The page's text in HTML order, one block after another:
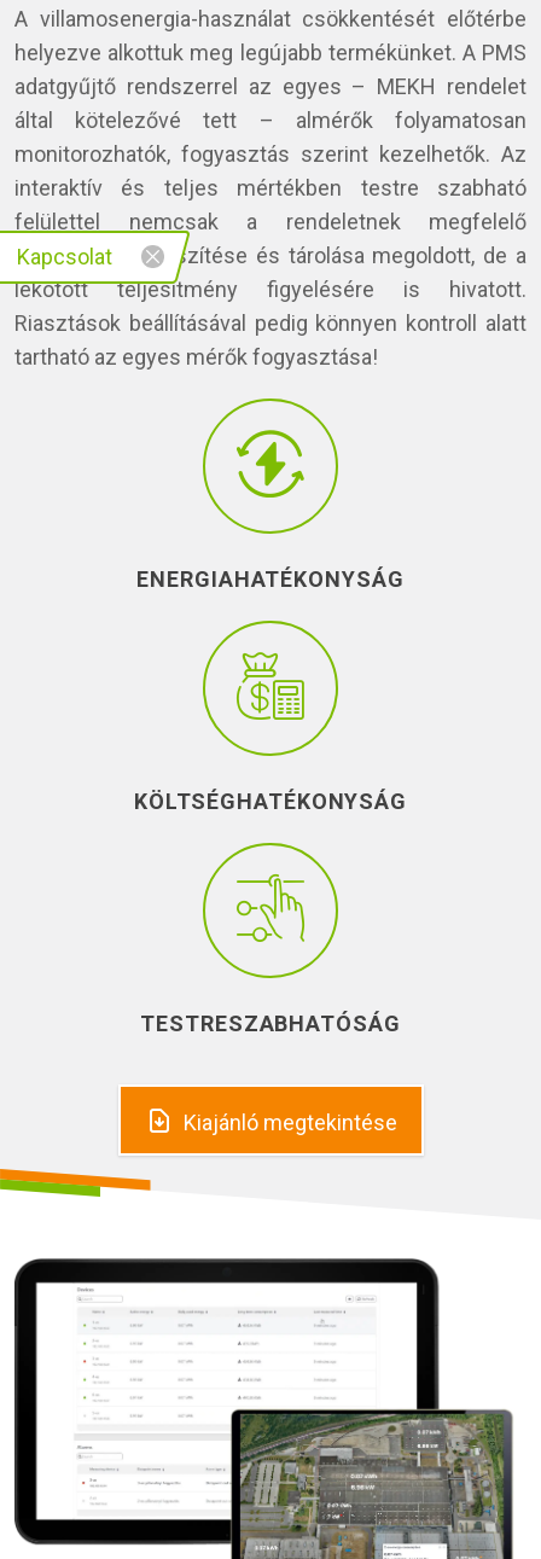
A villamosenergia-használat csökkentését előtérbe
helyezve alkottuk meg legújabb termékünket. A PMS
adatgyűjtő rendszerrel az egyes – MEKH rendelet
által kötelezővé tett – almérők folyamatosan
monitorozhatók, fogyasztás szerint kezelhetők. Az
interaktív és teljes mértékben testre szabható
felülettel nemcsak a rendeletnek megfelelő
riportálások elkészítése és tárolása megoldott, de a
lekötött teljesítmény figyelésére is hivatott.
Riasztások beállításával pedig könnyen kontroll alatt
tartható az egyes mérők fogyasztása!
ENERGIAHATÉKONYSÁG
KÖLTSÉGHATÉKONYSÁG
TESTRESZABHATÓSÁG
Kiajánló megtekintése
Kapcsolat